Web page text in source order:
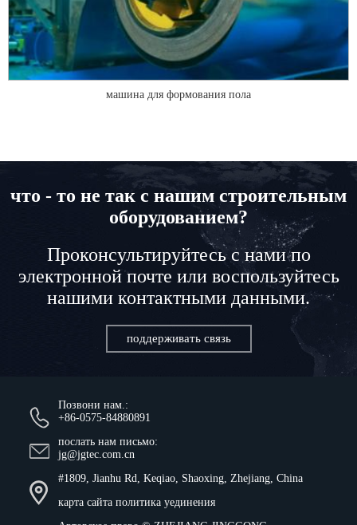
машина для формования пола
что - то не так с нашим строительным
оборудованием?
Проконсультируйтесь с нами по
электронной почте или воспользуйтесь
нашими контактными данными.
поддерживать связь
Позвони нам.:
+86-0575-84880891
послать нам письмо:
jg@jgtec.com.cn
#1809, Jianhu Rd, Keqiao, Shaoxing, Zhejiang, China
карта сайта политика уединения